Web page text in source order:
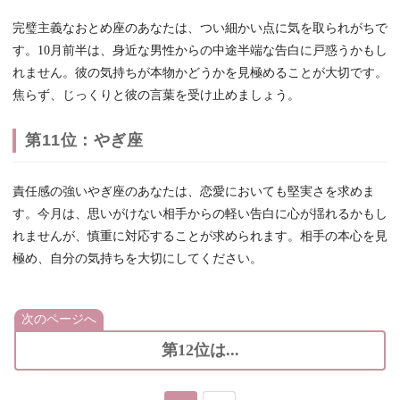
完璧主義なおとめ座のあなたは、つい細かい点に気を取られがちで
す。10月前半は、身近な男性からの中途半端な告白に戸惑うかもし
れません。彼の気持ちが本物かどうかを見極めることが大切です。
焦らず、じっくりと彼の言葉を受け止めましょう。
第11位：やぎ座
責任感の強いやぎ座のあなたは、恋愛においても堅実さを求めま
す。今月は、思いがけない相手からの軽い告白に心が揺れるかもし
れませんが、慎重に対応することが求められます。相手の本心を見
極め、自分の気持ちを大切にしてください。
次のページへ
第12位は...